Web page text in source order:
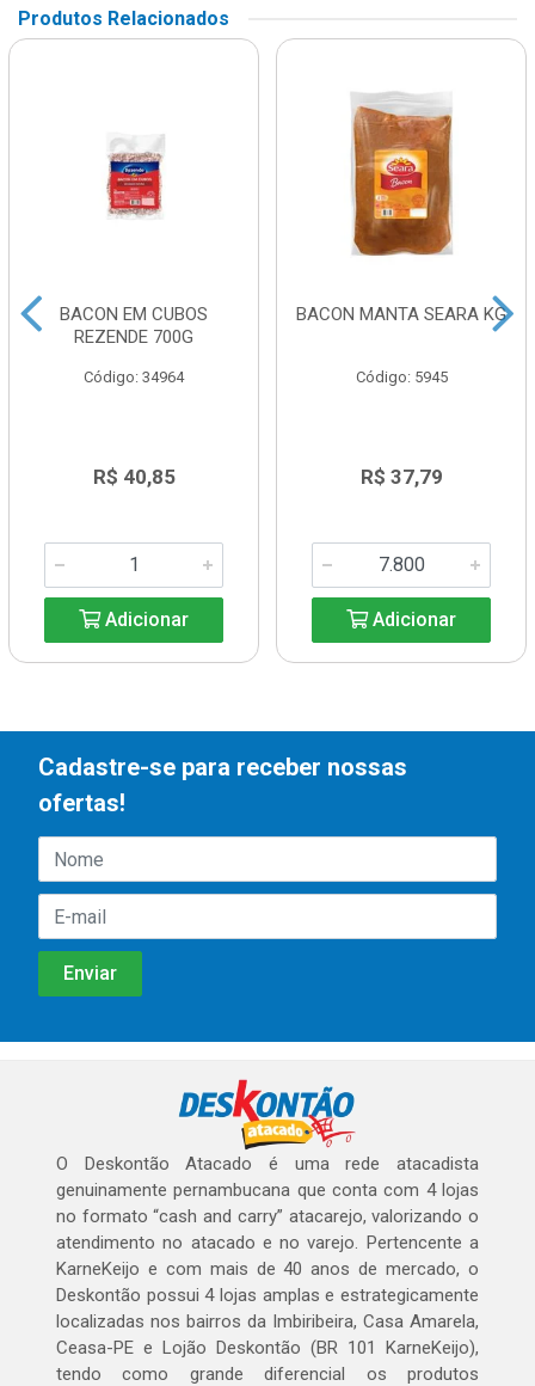
Produtos Relacionados
BACON EM CUBOS
REZENDE 700G
Código: 34964
R$ 40,85
Adicionar
BACON MANTA SEARA KG
Código: 5945
R$ 37,79
Adicionar
Cadastre-se para receber nossas
ofertas!
O Deskontão Atacado é uma rede atacadista
genuinamente pernambucana que conta com 4 lojas
no formato “cash and carry” atacarejo, valorizando o
atendimento no atacado e no varejo. Pertencente a
KarneKeijo e com mais de 40 anos de mercado, o
Deskontão possui 4 lojas amplas e estrategicamente
localizadas nos bairros da Imbiribeira, Casa Amarela,
Ceasa-PE e Lojão Deskontão (BR 101 KarneKeijo),
tendo como grande diferencial os produtos